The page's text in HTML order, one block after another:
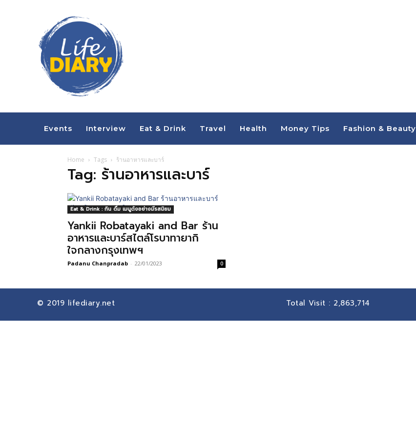
Events Interview Eat & Drink Travel Health Money Tips Fashion & Beauty
Home Tags ร้านอาหารและบาร์
Tag: ร้านอาหารและบาร์
Eat & Drink : กิน ดื่ม เมนูดังอย่างมีรสนิยม
Yankii Robatayaki and Bar ร้าน
อาหารและบาร์สไตล์โรบาทายากิ
ใจกลางกรุงเทพฯ
Padanu Chanpradab - 22/01/2023 0
© 2019 lifediary.net Total Visit : 2,863,714